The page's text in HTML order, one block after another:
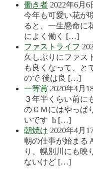
働き者 2022年6月6
今年も可愛い花が
ると、一生懸命に
によく働く […]
ファストライフ
久しぶりにファス
も良くなって、と
ので 後は良 […]
一等賞 2020年4月
３年半くらい前に
のＣＭにはやっぱ
いです h […]
朝焼け 2020年4月
朝の仕事が始まる
り、幌別川にも映
ないけど […]